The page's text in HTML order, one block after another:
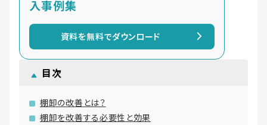
入事例集
資料を無料でダウンロード
目次
棚卸の改善とは？
棚卸を改善する必要性と効果